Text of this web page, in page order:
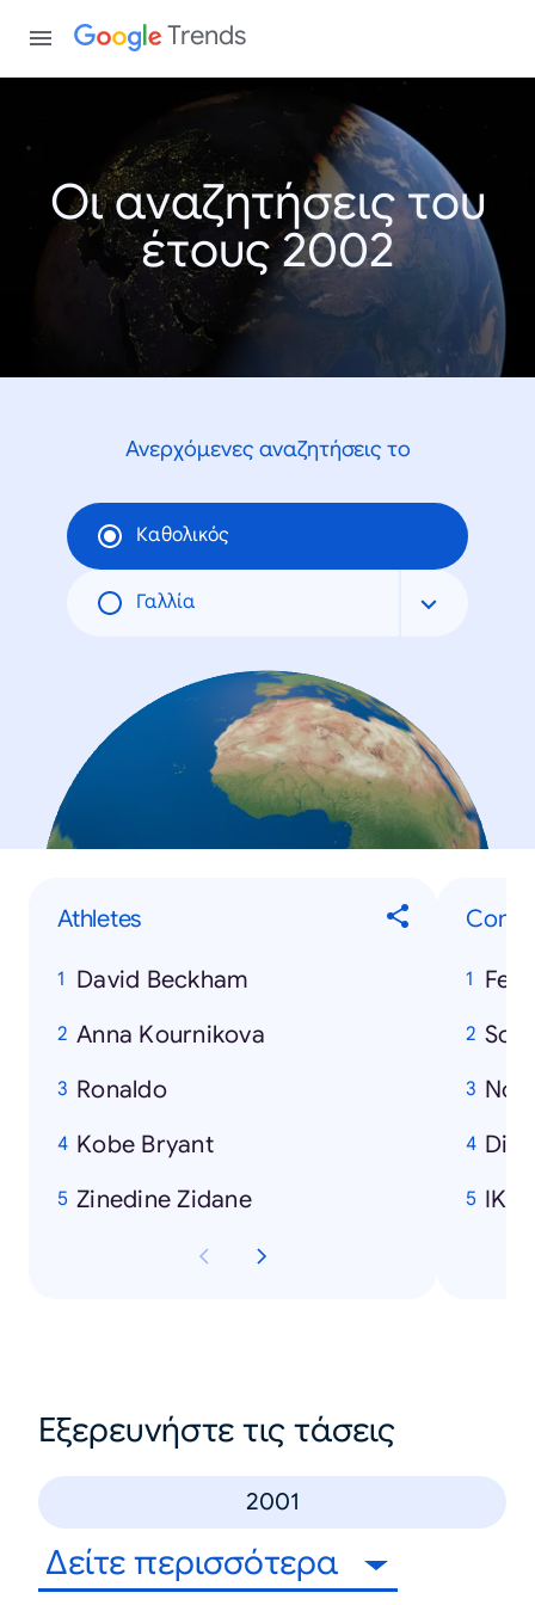
Trends
Οι αναζητήσεις του
έτους 2002
Ανερχόμενες αναζητήσεις το
Καθολικός
Γαλλία
Athletes
David Beckham
Anna Kournikova
Ronaldo
Kobe Bryant
Zinedine Zidane
IKEA
Εξερευνήστε τις τάσεις
2001
Δείτε περισσότερα